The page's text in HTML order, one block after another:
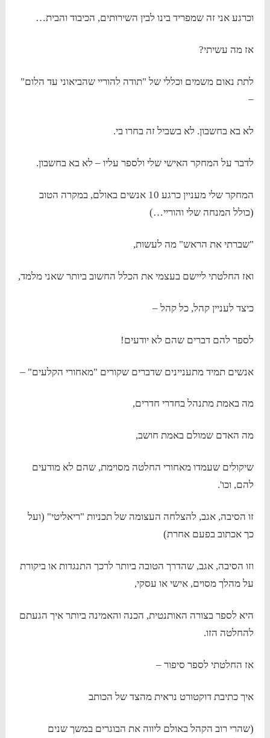
וכרגע אני זה שמפריד בינו לבין השירותים, הכיבוד והבית…
אז מה עשיתי?
לתת נאום משמים וכללי של "תודה להוריי שהביאוני עד הלום"
–
לא בא בחשבון. לא בשביל זה בחרו בי.
לדבר על המחקר האישי שלי ולספר עליו – לא בא בחשבון.
המחקר שלי מעניין כרגע 10 אנשים באולם, במקרה הטוב
(כולל המנחה שלי והוריי…)
"שברתי את הראש" מה לעשות,
ואז החלטתי ליישם בעצמי את הכלל החשוב ביותר שאני מלמד,
כיצד לעניין קהל, כל קהל –
לספר להם דברים שהם לא יודעים!
אנשים תמיד מתעניינים שדברים שקורים "מאחורי הקלעים" –
מה באמת מתנהל בחדרי חדרים,
מה האדם שמולם באמת חושב,
שיקולים שעמדו מאחורי החלטה מסוימת, שהם לא מודעים
להם, וכו'.
זו הסיבה, אגב, להצלחה העצומה של תכניות "ריאליטי" (ועל
כך אכתוב בפעם אחרת)
וזו הסיבה, אגב, שהדרך הטובה ביותר לרכך התנגדות או ביקורת
על מהלך מסוים, אישי או עסקי,
היא לספר בצורה האותנטית, הכנה והאמינה ביותר איך הגעתם
להחלטה הזו.
אז החלטתי לספר סיפור –
איך כתיבת דוקטורט נראית מהצד של הכותב
(שהרי רוב הקהל באולם ליווה את הבוגרים במשך שנים